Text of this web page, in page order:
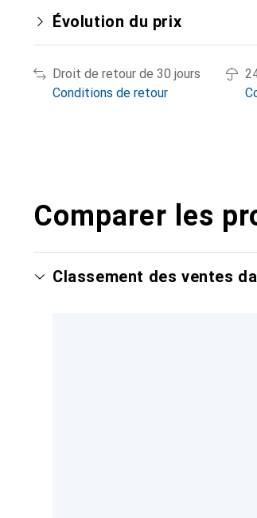
Évolution du prix
Droit de retour de 30 jours
Conditions de retour
Comparer les
Classement des ventes